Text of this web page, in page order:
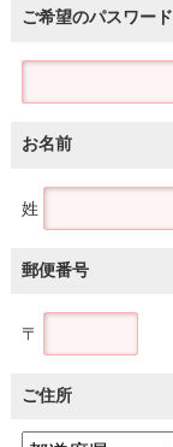
ご希望のパスワード
お名前
姓
郵便番号
〒
ご住所